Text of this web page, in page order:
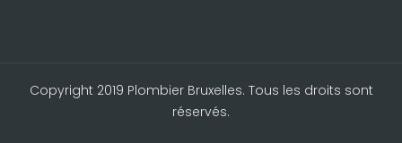
Copyright 2019 Plombier Bruxelles. Tous les droits sont
réservés.